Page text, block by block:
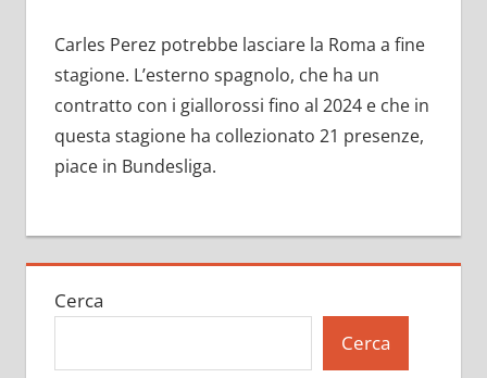
Carles Perez potrebbe lasciare la Roma a fine
stagione. L’esterno spagnolo, che ha un
contratto con i giallorossi fino al 2024 e che in
questa stagione ha collezionato 21 presenze,
piace in Bundesliga.
Cerca
Cerca